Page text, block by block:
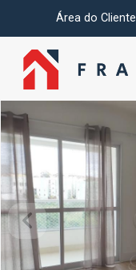
Área do Cliente